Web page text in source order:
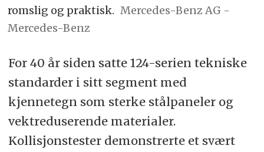
romslig og praktisk. Mercedes-Benz AG -
Mercedes-Benz
For 40 år siden satte 124-serien tekniske
standarder i sitt segment med
kjennetegn som sterke stålpaneler og
vektreduserende materialer.
Kollisjonstester demonstrerte et svært